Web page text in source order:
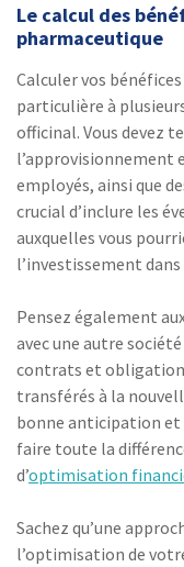
Le calcul des
pharmaceutique
Calculer vos
particulière à
officinal. Vous devez
l’approvisionnement
employés, ainsi que
crucial d’inclure les
auxquelles vous
l’investissement
Pensez également
avec une autre
contrats et
transférés à la
bonne anticipation et
faire toute la
d’optimisation
Sachez qu’une
l’optimisation de